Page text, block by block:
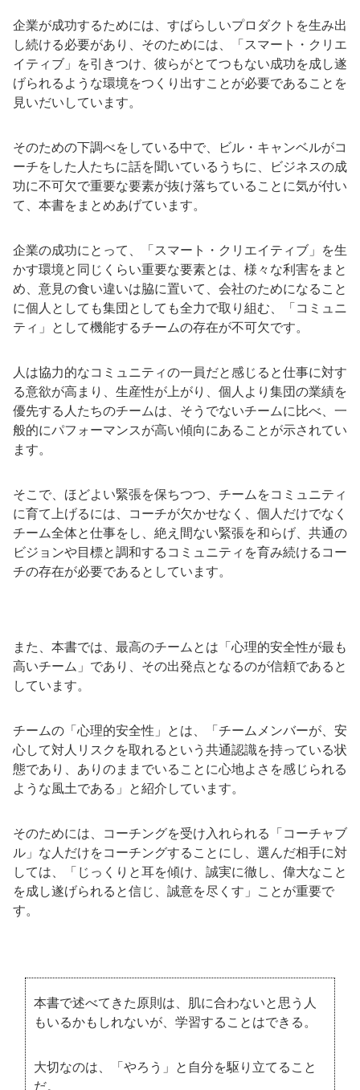
企業が成功するためには、すばらしいプロダクトを生み出
し続ける必要があり、そのためには、「スマート・クリエ
イティブ」を引きつけ、彼らがとてつもない成功を成し遂
げられるような環境をつくり出すことが必要であることを
見いだいしています。
そのための下調べをしている中で、ビル・キャンベルがコ
ーチをした人たちに話を聞いているうちに、ビジネスの成
功に不可欠で重要な要素が抜け落ちていることに気が付い
て、本書をまとめあげています。
企業の成功にとって、「スマート・クリエイティブ」を生
かす環境と同じくらい重要な要素とは、様々な利害をまと
め、意見の食い違いは脇に置いて、会社のためになること
に個人としても集団としても全力で取り組む、「コミュニ
ティ」として機能するチームの存在が不可欠です。
人は協力的なコミュニティの一員だと感じると仕事に対す
る意欲が高まり、生産性が上がり、個人より集団の業績を
優先する人たちのチームは、そうでないチームに比べ、一
般的にパフォーマンスが高い傾向にあることが示されてい
ます。
そこで、ほどよい緊張を保ちつつ、チームをコミュニティ
に育て上げるには、コーチが欠かせなく、個人だけでなく
チーム全体と仕事をし、絶え間ない緊張を和らげ、共通の
ビジョンや目標と調和するコミュニティを育み続けるコー
チの存在が必要であるとしています。
また、本書では、最高のチームとは「心理的安全性が最も
高いチーム」であり、その出発点となるのが信頼であると
しています。
チームの「心理的安全性」とは、「チームメンバーが、安
心して対人リスクを取れるという共通認識を持っている状
態であり、ありのままでいることに心地よさを感じられる
ような風土である」と紹介しています。
そのためには、コーチングを受け入れられる「コーチャブ
ル」な人だけをコーチングすることにし、選んだ相手に対
しては、「じっくりと耳を傾け、誠実に徹し、偉大なこと
を成し遂げられると信じ、誠意を尽くす」ことが重要で
す。
本書で述べてきた原則は、肌に合わないと思う人
もいるかもしれないが、学習することはできる。
大切なのは、「やろう」と自分を駆り立てること
だ。